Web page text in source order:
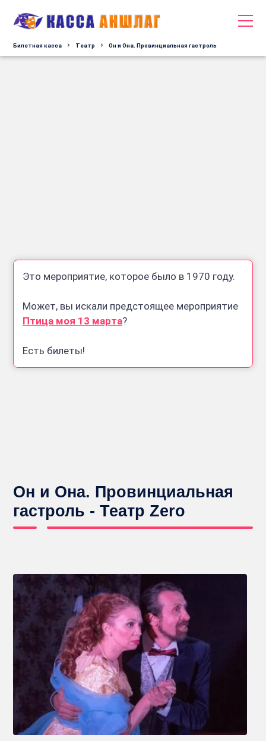
Билетная касса Tеатр Он и Она. Провинциальная гастроль
Это мероприятие, которое было в 1970 году.
Может, вы искали предстоящее мероприятие
Птица моя 13 марта?
Есть билеты!
Он и Она. Провинциальная
гастроль - Театр Zero